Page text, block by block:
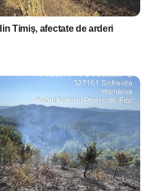
Timiş, afectate de arderi